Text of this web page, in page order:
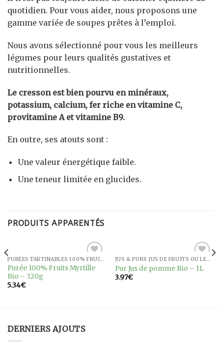
quotidien. Pour vous aider, nous proposons une
gamme variée de soupes prêtes à l’emploi.
Nous avons sélectionné pour vous les meilleurs
légumes pour leurs qualités gustatives et
nutritionnelles.
Le cresson est bien pourvu en minéraux,
potassium, calcium, fer riche en vitamine C,
provitamine A et vitamine B9.
En outre, ses atouts sont :
Une valeur énergétique faible.
Une teneur limitée en glucides.
PRODUITS APPARENTÉS
Ajouter
à la
PURÉES TARTINABLES 100% FRUITS BIO
Purée 100% Fruits Myrtille
Bio – 320g
5.34€
Ajouter
à la
JUS & PURS JUS DE FRUITS OU LÉGUMES
Pur Jus de pomme Bio – 1L
3.97€
DERNIERS AJOUTS